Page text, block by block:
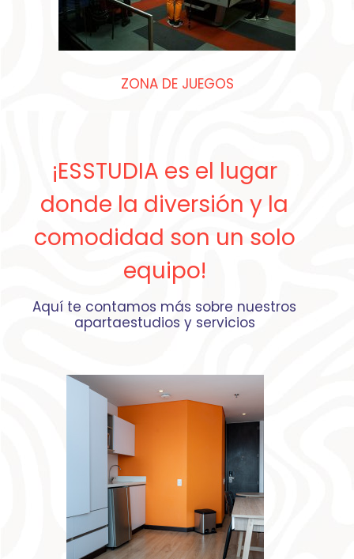
ZONA DE JUEGOS​
¡ESSTUDIA es el lugar
donde la diversión y la
comodidad son un solo
equipo!
Aquí te contamos más sobre nuestros
apartaestudios y servicios